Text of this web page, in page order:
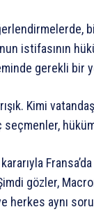
istifasının
gerekli bir
Kimi
gözler,
herkes aynı